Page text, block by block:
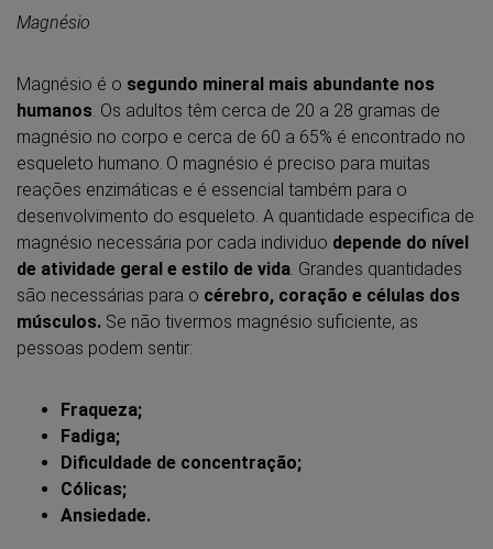
Magnésio
Magnésio é o segundo mineral mais abundante nos
humanos. Os adultos têm cerca de 20 a 28 gramas de
magnésio no corpo e cerca de 60 a 65% é encontrado no
esqueleto humano. O magnésio é preciso para muitas
reações enzimáticas e é essencial também para o
desenvolvimento do esqueleto. A quantidade especifica de
magnésio necessária por cada individuo depende do nível
de atividade geral e estilo de vida. Grandes quantidades
são necessárias para o cérebro, coração e células dos
músculos. Se não tivermos magnésio suficiente, as
pessoas podem sentir:
Fraqueza;
Fadiga;
Dificuldade de concentração;
Cólicas;
Ansiedade.